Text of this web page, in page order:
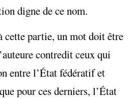
digne de ce nom.
cette partie, un mot doit être
contredit ceux qui
entre l’État fédératif et
pour ces derniers, l’État